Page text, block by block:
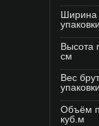
Ширина
Высота
см
Вес
Объём
куб.м